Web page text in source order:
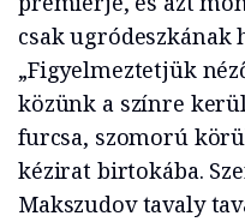
csak ugródeszkának
„Figyelmeztetjük
közünk a színre
furcsa, szomorú
kézirat birtokába.
Makszudov tavaly